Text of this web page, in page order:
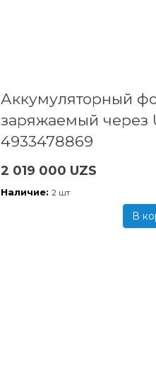
Аккумуляторный
заряжаемый через
4933478869
2 019 000 UZS
Наличие: 2 шт
В